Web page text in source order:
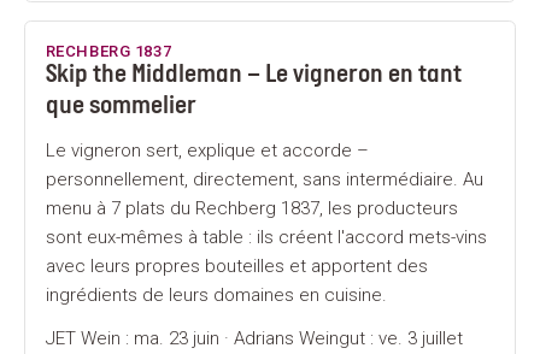
RECHBERG 1837
Skip the Middleman – Le vigneron en tant
que sommelier
Le vigneron sert, explique et accorde –
personnellement, directement, sans intermédiaire. Au
menu à 7 plats du Rechberg 1837, les producteurs
sont eux-mêmes à table : ils créent l'accord mets-vins
avec leurs propres bouteilles et apportent des
ingrédients de leurs domaines en cuisine.
JET Wein : ma. 23 juin · Adrians Weingut : ve. 3 juillet